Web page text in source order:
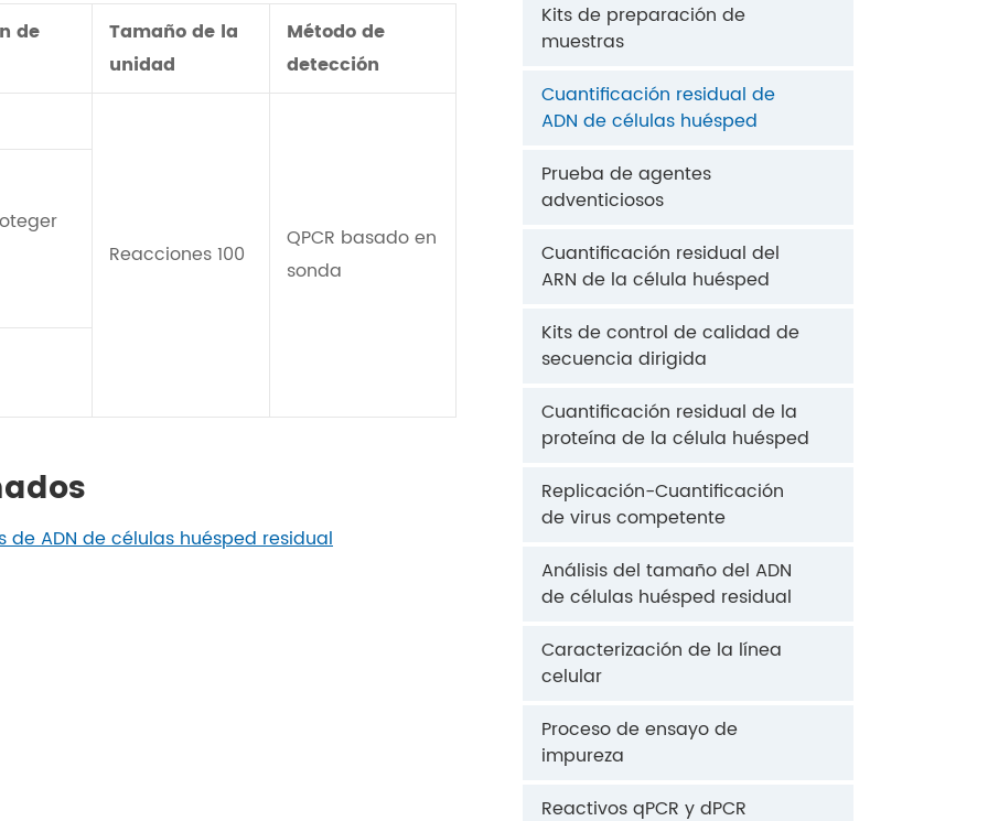
de
Tamaño de la
unidad
Método de
detección
Reacciones 100
QPCR basado en
sonda
ADN de células huésped residual
Kits de preparación de
muestras
Cuantificación residual de
ADN de células huésped
Prueba de agentes
adventiciosos
Cuantificación residual del
ARN de la célula huésped
Kits de control de calidad de
secuencia dirigida
Cuantificación residual de la
proteína de la célula huésped
Replicación-Cuantificación
de virus competente
Análisis del tamaño del ADN
de células huésped residual
Caracterización de la línea
celular
Proceso de ensayo de
impureza
Reactivos qPCR y dPCR